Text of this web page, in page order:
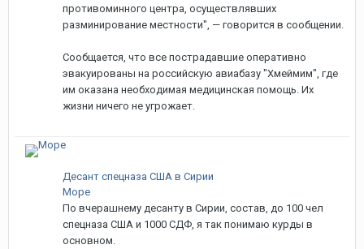
противоминного центра, осуществлявших
разминирование местности", — говорится в сообщении.
Сообщается, что все пострадавшие оперативно
эвакуированы на российскую авиабазу "Хмеймим", где
им оказана необходимая медицинская помощь. Их
жизни ничего не угрожает.
Десант спецназа США в Сирии
Море
По вчерашнему десанту в Сирии, состав, до 100 чел
спецназа США и 1000 СДФ, я так понимаю курды в
основном.